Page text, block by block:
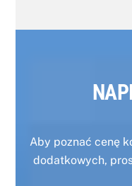
Aby poznać cenę
dodatkowych,